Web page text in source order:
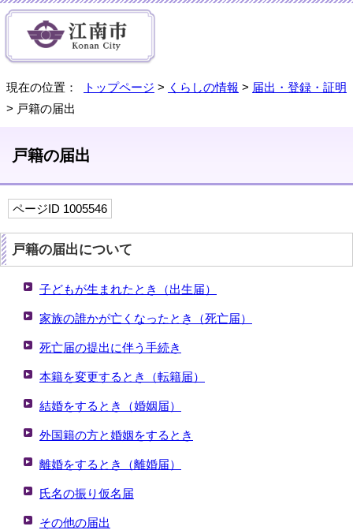
現在の位置： トップページ > くらしの情報 > 届出・登録・証明
> 戸籍の届出
戸籍の届出
ページID 1005546
戸籍の届出について
子どもが生まれたとき（出生届）
家族の誰かが亡くなったとき（死亡届）
死亡届の提出に伴う手続き
本籍を変更するとき（転籍届）
結婚をするとき（婚姻届）
外国籍の方と婚姻をするとき
離婚をするとき（離婚届）
氏名の振り仮名届
その他の届出